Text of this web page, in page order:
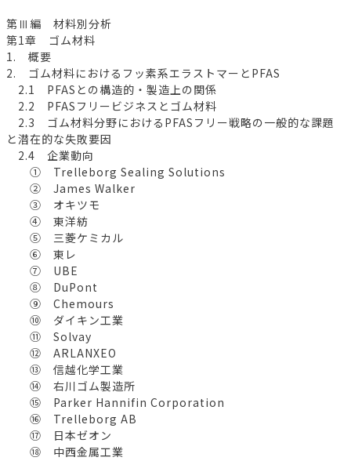
第Ⅲ編 材料別分析
第1章 ゴム材料
1. 概要
2. ゴム材料におけるフッ素系エラストマーとPFAS
2.1 PFASとの構造的・製造上の関係
2.2 PFASフリービジネスとゴム材料
2.3 ゴム材料分野におけるPFASフリー戦略の一般的な課題
と潜在的な失敗要因
2.4 企業動向
① Trelleborg Sealing Solutions
② James Walker
③ オキツモ
④ 東洋紡
⑤ 三菱ケミカル
⑥ 東レ
⑦ UBE
⑧ DuPont
⑨ Chemours
⑩ ダイキン工業
⑪ Solvay
⑫ ARLANXEO
⑬ 信越化学工業
⑭ 右川ゴム製造所
⑮ Parker Hannifin Corporation
⑯ Trelleborg AB
⑰ 日本ゼオン
⑱ 中西金属工業